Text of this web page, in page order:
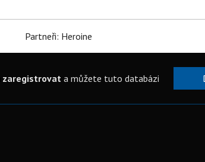
Partneři: Heroine
zaregistrovata můžete tuto databázi